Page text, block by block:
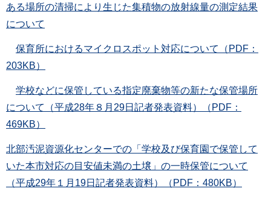
ある場所の清掃により生じた集積物の放射線量の測定結果
について
保育所におけるマイクロスポット対応について（PDF：
203KB）
学校などに保管している指定廃棄物等の新たな保管場所
について（平成28年８月29日記者発表資料）（PDF：
469KB）
北部汚泥資源化センターでの「学校及び保育園で保管して
いた本市対応の目安値未満の土壌」の一時保管について
（平成29年１月19日記者発表資料）（PDF：480KB）